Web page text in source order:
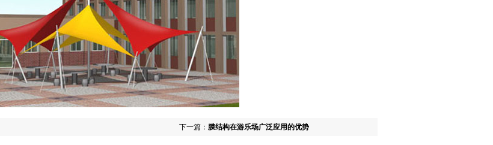
下一篇： 膜结构在游乐场广泛应用的优势